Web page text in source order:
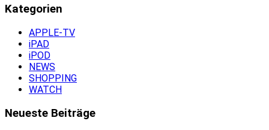
Kategorien
APPLE-TV
iPAD
iPOD
NEWS
SHOPPING
WATCH
Neueste Beiträge